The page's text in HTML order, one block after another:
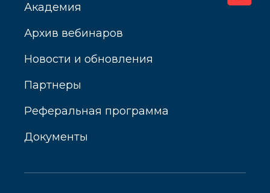
Академия
Архив вебинаров
Новости и обновления
Партнеры
Реферальная программа
Документы